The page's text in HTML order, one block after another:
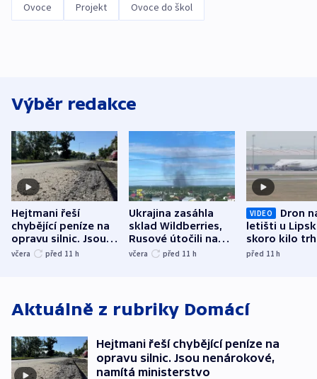
Ovoce Projekt Ovoce do škol
Výběr redakce
Hejtmani řeší
chybějící peníze na
opravu silnic. Jsou
nenárokové, namítá
včera před 11 h
Ukrajina zasáhla
sklad Wildberries,
Rusové útočili na
trh, hasiče či
včera před 11 h
VIDEO
Dron
letišti u
skoro kilo
indicie
před 11h
Aktuálně z rubriky Domácí
Hejtmani řeší chybějící peníze na
opravu silnic. Jsou nenárokové,
namítá ministerstvo